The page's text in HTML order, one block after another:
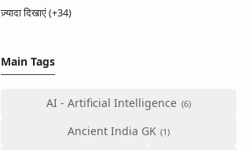
ज़्यादा दिखाएं (+34)
Main Tags
AI - Artificial Intelligence
Ancient India GK